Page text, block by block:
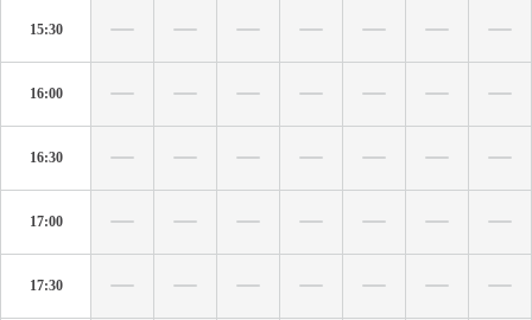
15:30
16:00
16:30
17:00
17:30